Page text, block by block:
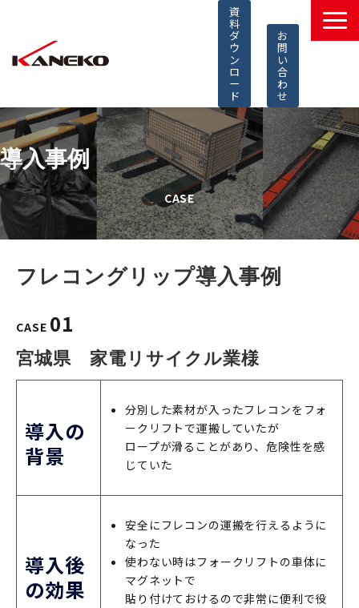
資
料
ダ
ウ
ン
ロ
ー
ド
お
問
い
合
わ
せ
製品一覧
導入事例
選ばれる理由
コラム
知的財産
採用情報
導入事例
CASE
フレコングリップ導入事例
CASE 01
宮城県　家電リサイクル業様
導入の
背景
分別した素材が入ったフレコンをフォ
ークリフトで運搬していたが
ロープが滑ることがあり、危険性を感
じていた
導入後
の効果
安全にフレコンの運搬を行えるように
なった
使わない時はフォークリフトの車体に
マグネットで
貼り付けておけるので非常に便利で役